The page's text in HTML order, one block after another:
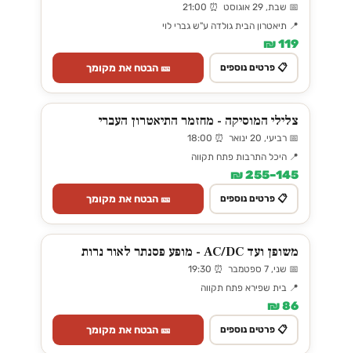
📅 שבת, 29 אוגוסט ⏰ 21:00
📍 תיאטרון הבית גולדה ע"ש גברי לוי
119 ₪
📋 פרטים נוספים 🎫 הבטח את מקומך
צלילי המוסיקה - מחזמר התיאטרון העברי
📅 רביעי, 20 ינואר ⏰ 18:00
📍 היכל התרבות פתח תקווה
145–255 ₪
📋 פרטים נוספים 🎫 הבטח את מקומך
משופן ועד AC/DC - מופע פסנתר לאור נרות
📅 שני, 7 ספטמבר ⏰ 19:30
📍 בית שפירא פתח תקווה
86 ₪
📋 פרטים נוספים 🎫 הבטח את מקומך